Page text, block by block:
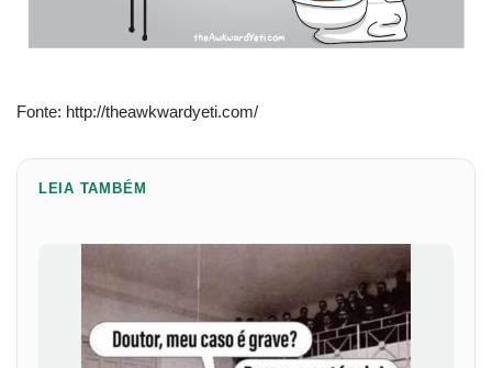
Fonte: http://theawkwardyeti.com/
LEIA TAMBÉM